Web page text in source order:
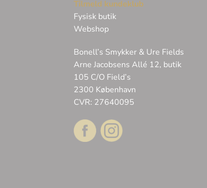
Tilmeld kundeklub
Fysisk butik
Webshop
Bonell’s Smykker & Ure Fields
Arne Jacobsens Allé 12, butik
105 C/O Field’s
2300 København
CVR: 27640095